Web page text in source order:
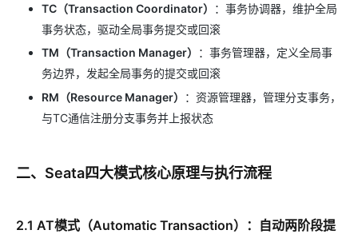
TC（Transaction Coordinator）
：事务协调器，维护全局
事务状态，驱动全局事务提交或回滚
TM（Transaction Manager）
：事务管理器，定义全局事
务边界，发起全局事务的提交或回滚
RM（Resource Manager）
：资源管理器，管理分支事务，
与TC通信注册分支事务并上报状态
二、Seata四大模式核心原理与执行流程
2.1 AT模式（Automatic Transaction）：自动两阶段提